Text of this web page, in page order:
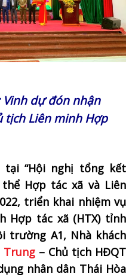
Vinh dự đón nhận
tịch Liên minh Hợp
tại “Hội nghị tổng kết
Hợp tác xã và Liên
triển khai nhiệm vụ
Hợp tác xã (HTX) tỉnh
trường A1, Nhà khách
Trung – Chủ tịch HĐQT
nhân dân Thái Hòa